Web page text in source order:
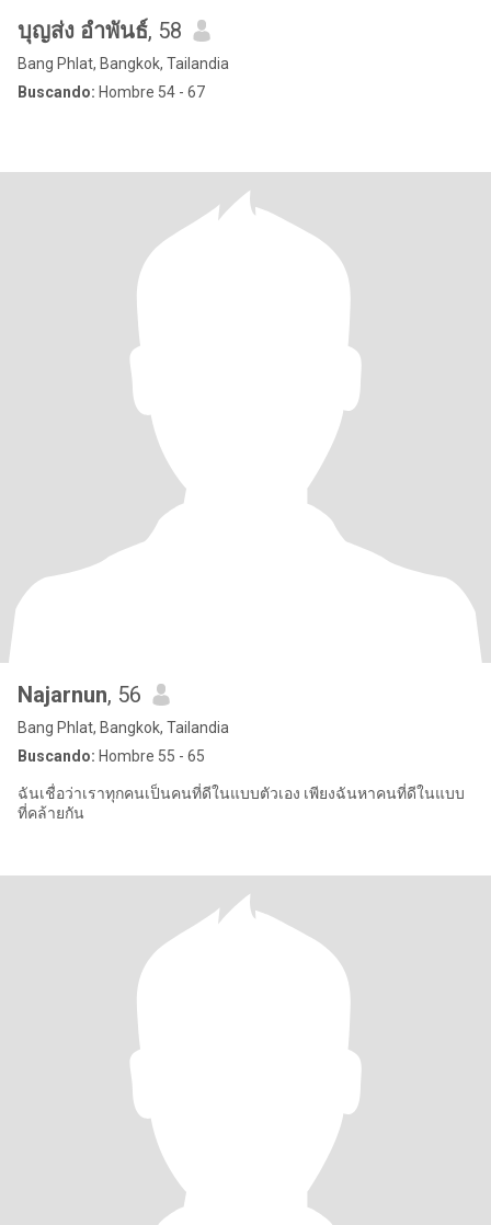
บุญส่ง อำพันธ์, 58
Bang Phlat, Bangkok, Tailandia
Buscando: Hombre 54 - 67
Najarnun, 56
Bang Phlat, Bangkok, Tailandia
Buscando: Hombre 55 - 65
ฉันเชื่อว่าเราทุกคนเป็นคนที่ดีในแบบตัวเอง เพียงฉันหาคนที่ดีในแบบ
ที่คล้ายกัน